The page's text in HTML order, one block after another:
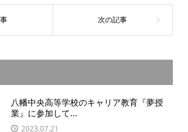
八幡中央高等学校のキャリア教育『夢授
業』に参加して...
2023.07.21